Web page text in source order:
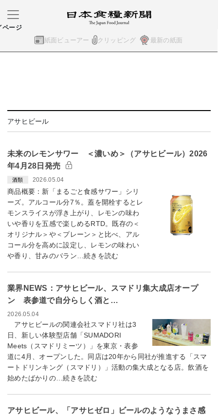
紙面ビューアー クリッピング 最新の紙面
ページ
アサヒビール
未来のレモンサワー ＜濃いめ＞（アサヒビール）2026
年4月28日発売
酒類 2026.05.04
商品概要：新「まるごと食感サワー」シリ
ーズ。アルコール分7％。蓋を開栓するとレ
モンスライスが浮き上がり、レモンの味わ
いや香りを五感で楽しめるRTD。既存の＜
オリジナル＞や＜プレーン＞と比べ、アル
コール分を高めに設定し、レモンの味わい
や香り、甘みのバラン…続きを読む
業界NEWS：アサヒビール、スマドリ集大成店オープ
ン 表参道で自分らしく酒と…
2026.05.04
アサヒビールの関連会社スマドリ社は3
日、新しい体験型店舗「SUMADORI
Meets（スマドリミーツ）」を東京・表参
道に4月、オープンした。同店は20年から同社が推進する「スマ
ートドリンキング（スマドリ）」活動の集大成となる店。飲酒を
始めたばかりの…続きを読む
アサヒビール、「アサヒゼロ」ビールのようなうまさ感